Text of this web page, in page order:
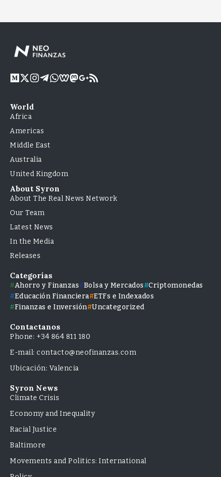
World
Africa
Americas
Middle East
Australia
United Kingdom
About Syron
About The Real News Network
Our Team
Latest News
In the Media
Releases
Categorías
Ahorro y Finanzas Bolsa y Mercados
Criptomonedas
Educación Financiera ETFs e Indexados
Finanzas e Inversión Uncategorized
Contactanos
Phone: +34 864 811 180
E-mail: contacto@neofinanzas.com
Ubicación: Valencia
Syron News
Climate Crisis
Economy and Inequality
Racial Justice
Baltimore
Movements and Politics: International